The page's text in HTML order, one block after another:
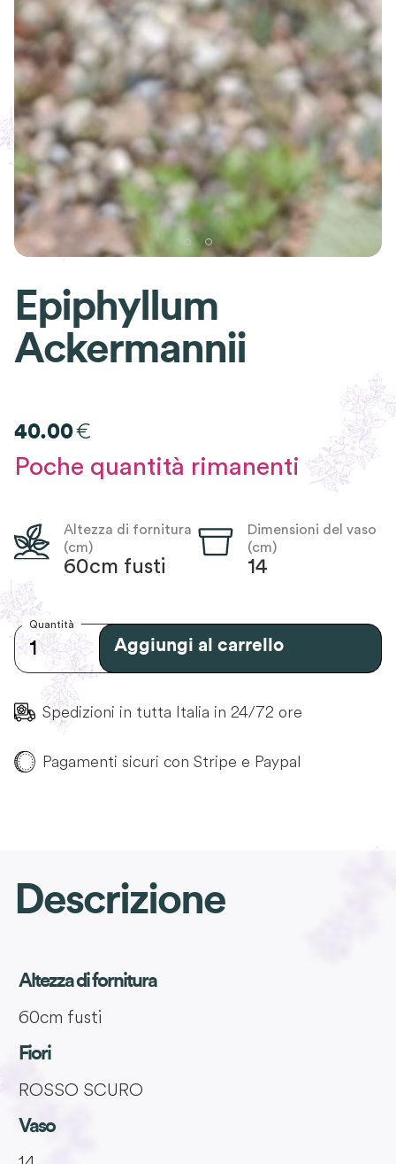
Epiphyllum
Ackermannii
40.00€
Poche quantità rimanenti
Altezza di fornitura
(cm)
60cm fusti
Dimensioni del vaso
(cm)
14
Quantità
Aggiungi al carrello
Spedizioni in tutta Italia in 24/72 ore
Pagamenti sicuri con Stripe e Paypal
Descrizione
Altezza di fornitura
60cm fusti
Fiori
ROSSO SCURO
Vaso